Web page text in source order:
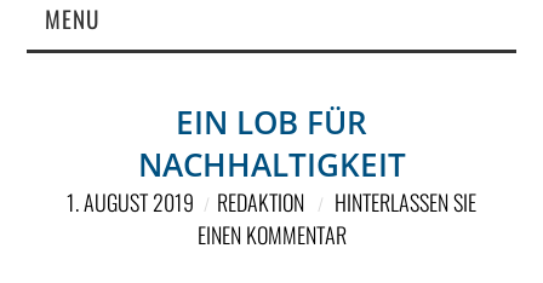
MENU
ÜBER UNS
EIN LOB FÜR
NACHHALTIGKEIT
1. AUGUST 2019 REDAKTION
HINTERLASSEN SIE
EINEN KOMMENTAR